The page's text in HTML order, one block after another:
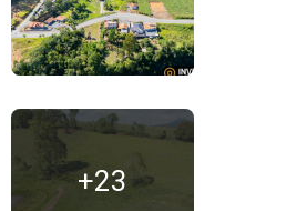
+23